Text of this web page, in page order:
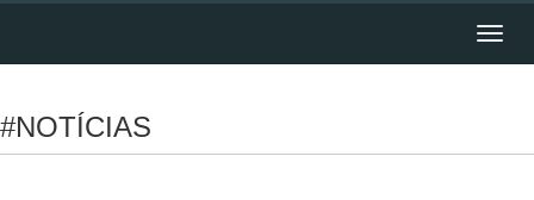
#NOTÍCIAS